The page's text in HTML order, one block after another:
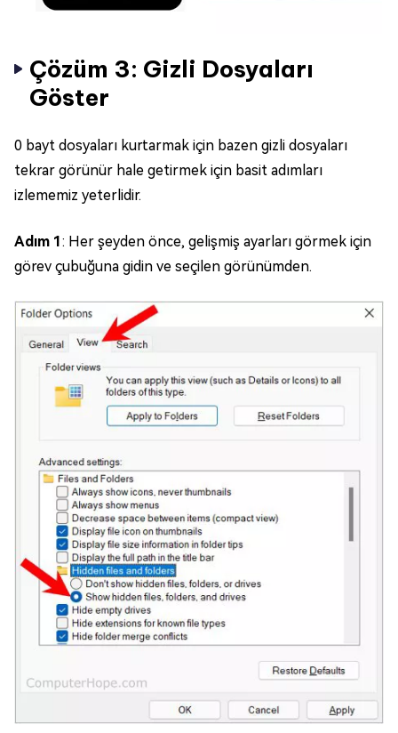
Çözüm 3: Gizli Dosyaları
Göster
0 bayt dosyaları kurtarmak için bazen gizli dosyaları
tekrar görünür hale getirmek için basit adımları
izlememiz yeterlidir.
Adım 1: Her şeyden önce, gelişmiş ayarları görmek için
görev çubuğuna gidin ve seçilen görünümden.